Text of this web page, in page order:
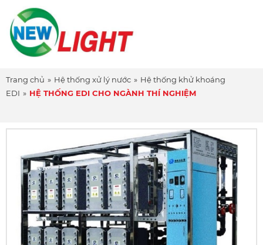
Trang chủ » Hệ thống xử lý nước » Hệ thống khử khoáng
EDI » HỆ THỐNG EDI CHO NGÀNH THÍ NGHIỆM